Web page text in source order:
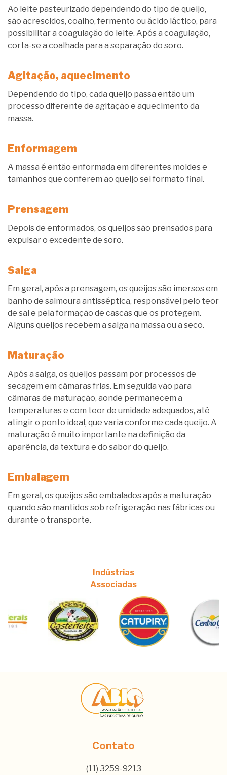
Ao leite pasteurizado dependendo do tipo de queijo,
são acrescidos, coalho, fermento ou ácido láctico, para
possibilitar a coagulação do leite. Após a coagulação,
corta-se a coalhada para a separação do soro.
Agitação, aquecimento
Dependendo do tipo, cada queijo passa então um
processo diferente de agitação e aquecimento da
massa.
Enformagem
A massa é então enformada em diferentes moldes e
tamanhos que conferem ao queijo sei formato final.
Prensagem
Depois de enformados, os queijos são prensados para
expulsar o excedente de soro.
Salga
Em geral, após a prensagem, os queijos são imersos em
banho de salmoura antisséptica, responsável pelo teor
de sal e pela formação de cascas que os protegem.
Alguns queijos recebem a salga na massa ou a seco.
Maturação
Após a salga, os queijos passam por processos de
secagem em câmaras frias. Em seguida vão para
câmaras de maturação, aonde permanecem a
temperaturas e com teor de umidade adequados, até
atingir o ponto ideal, que varia conforme cada queijo. A
maturação é muito importante na definição da
aparência, da textura e do sabor do queijo.
Embalagem
Em geral, os queijos são embalados após a maturação
quando são mantidos sob refrigeração nas fábricas ou
durante o transporte.
Indústrias
Associadas
Contato
(11) 3259-9213